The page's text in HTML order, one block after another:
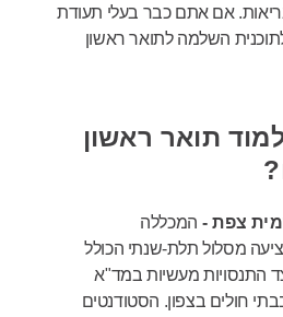
אם אתם כבר בעלי תעודת
השלמה לתואר ראשון
תואר ראשון
צפת - המכללה
מסלול תלת-שנתי הכולל
התנסויות מעשיות במד"א
בבתי חולים בצפון. הסטודנטים